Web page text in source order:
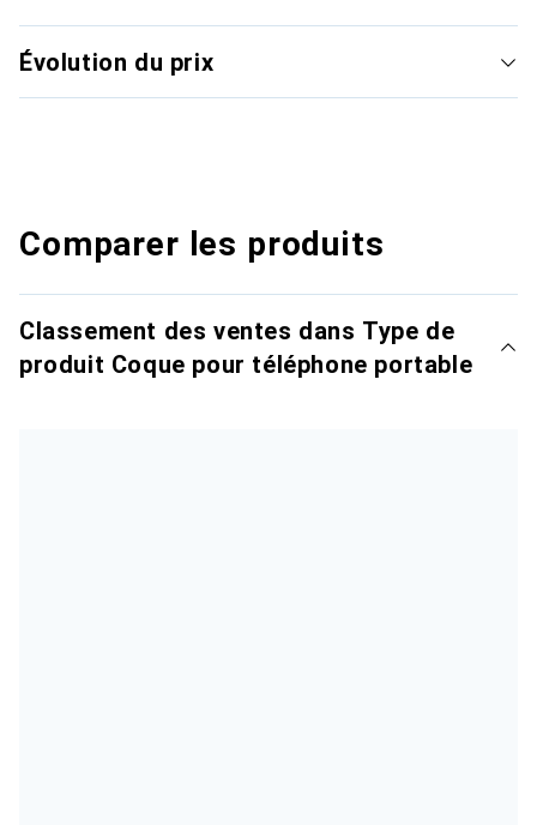
Évolution du prix
Comparer les produits
Classement des ventes dans Type de
produit Coque pour téléphone portable